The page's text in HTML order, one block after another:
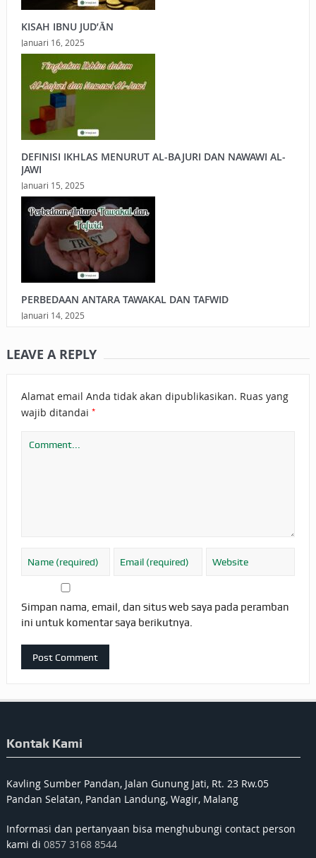
KISAH IBNU JUD’ĀN
Januari 16, 2025
DEFINISI IKHLAS MENURUT AL-BAJURI DAN NAWAWI AL-
JAWI
Januari 15, 2025
PERBEDAAN ANTARA TAWAKAL DAN TAFWID
Januari 14, 2025
LEAVE A REPLY
Alamat email Anda tidak akan dipublikasikan. Ruas yang
wajib ditandai *
Simpan nama, email, dan situs web saya pada peramban
ini untuk komentar saya berikutnya.
Kontak Kami
Kavling Sumber Pandan, Jalan Gunung Jati, Rt. 23 Rw.05
Pandan Selatan, Pandan Landung, Wagir, Malang
Informasi dan pertanyaan bisa menghubungi contact person
kami di 0857 3168 8544